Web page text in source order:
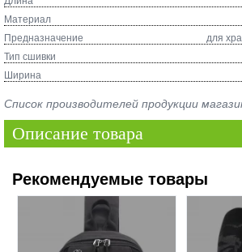
Материал
Предназначение
для
Тип сшивки
Ширина
Список производителей продукции
Описание товара
Рекомендуемые товары